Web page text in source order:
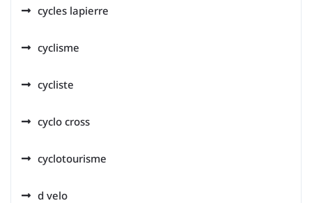
cycles lapierre
cyclisme
cycliste
cyclo cross
cyclotourisme
d velo